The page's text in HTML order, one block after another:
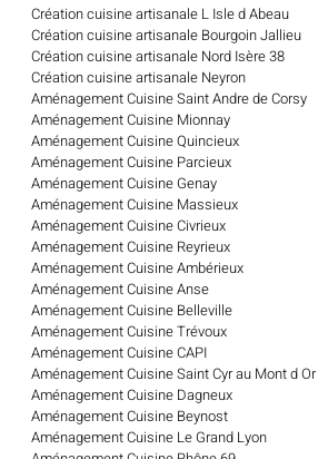
Création cuisine artisanale L Isle d Abeau
Création cuisine artisanale Bourgoin Jallieu
Création cuisine artisanale Nord Isère 38
Création cuisine artisanale Neyron
Aménagement Cuisine Saint Andre de Corsy
Aménagement Cuisine Mionnay
Aménagement Cuisine Quincieux
Aménagement Cuisine Parcieux
Aménagement Cuisine Genay
Aménagement Cuisine Massieux
Aménagement Cuisine Civrieux
Aménagement Cuisine Reyrieux
Aménagement Cuisine Ambérieux
Aménagement Cuisine Anse
Aménagement Cuisine Belleville
Aménagement Cuisine Trévoux
Aménagement Cuisine CAPI
Aménagement Cuisine Saint Cyr au Mont d Or
Aménagement Cuisine Dagneux
Aménagement Cuisine Beynost
Aménagement Cuisine Le Grand Lyon